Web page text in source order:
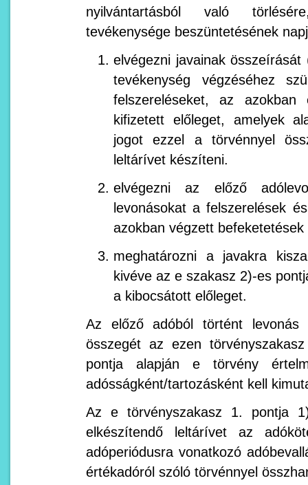
nyilvántartásból való
tevékenysége beszüntetésének
elvégezni javainak
tevékenység végzéséhez
felszereléseket, az azokban
kifizetett előleget, amelyek
jogot ezzel a törvénnyel
leltárívet készíteni.
elvégezni az előző
levonásokat a felszerelések
azokban végzett
meghatározni a javakra
kivéve az e szakasz 2)-es
a kibocsátott előleget.
Az előző adóból történt
összegét az ezen
pontja alapján e törvény
adósságként/tartozásként kell
Az e törvényszakasz 1. pontja
elkészítendő leltárívet az
adóperiódusra vonatkozó
értékadóról szóló törvénnyel